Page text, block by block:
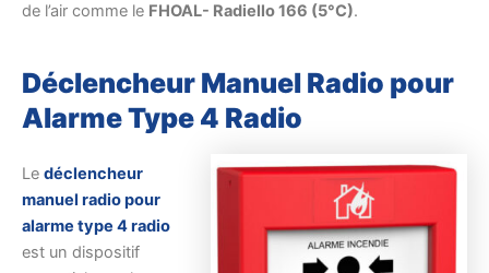
de l’air comme le FHOAL- Radiello 166 (5°C).
Déclencheur Manuel Radio pour
Alarme Type 4 Radio
Le déclencheur
manuel radio pour
alarme type 4 radio
est un dispositif